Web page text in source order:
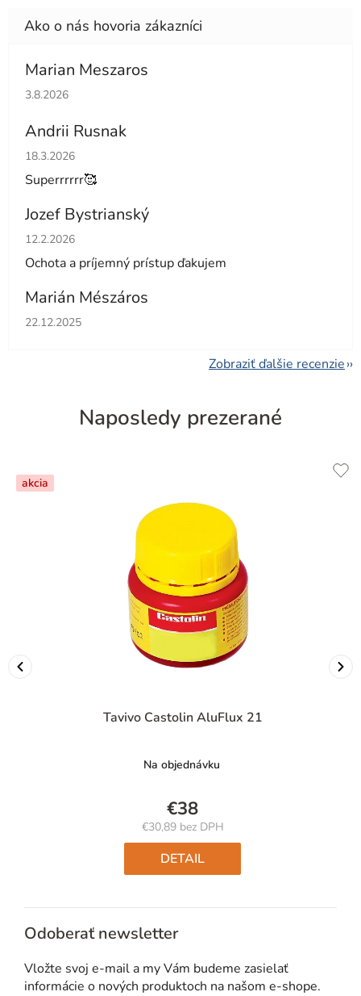
Marian Meszaros
Hodnotenie obchodu je 5 z 5 hviezdičiek.
3.8.2026
Andrii Rusnak
Hodnotenie obchodu je 5 z 5 hviezdičiek.
18.3.2026
Superrrrrr🥰
Jozef Bystrianský
Hodnotenie obchodu je 5 z 5 hviezdičiek.
12.2.2026
Ochota a príjemný prístup ďakujem
Marián Mészáros
Hodnotenie obchodu je 5 z 5 hviezdičiek.
22.12.2025
Zobraziť ďalšie recenzie
Naposledy prezerané
akcia
Tavivo Castolin AluFlux 21
Na objednávku
€38
€30,89 bez DPH
Jednotková
cena:
DETAIL
Odoberať newsletter
Vložte svoj e-mail a my Vám budeme zasielať
informácie o nových produktoch na našom e-shope.